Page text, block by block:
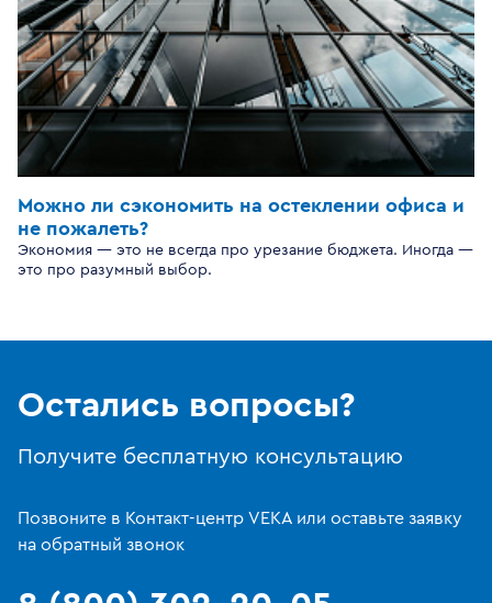
Можно ли сэкономить на остеклении офиса и
не пожалеть?
Экономия — это не всегда про урезание бюджета. Иногда —
это про разумный выбор.
Остались вопросы?
Получите бесплатную консультацию
Позвоните в Контакт-центр VEKA или оставьте заявку
на обратный звонок